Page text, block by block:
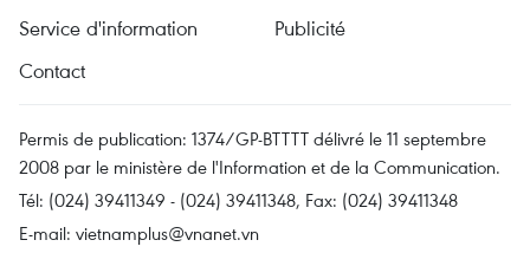
Service d'information
Publicité
Contact
Permis de publication: 1374/GP-BTTTT délivré le 11 septembre
2008 par le ministère de l'Information et de la Communication.
Tél: (024) 39411349 - (024) 39411348, Fax: (024) 39411348
E-mail: vietnamplus@vnanet.vn